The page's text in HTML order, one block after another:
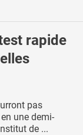
rapide
pas
une demi-
de ...